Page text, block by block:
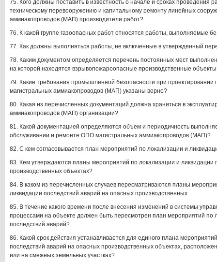
75. Кого должны поставить в известность о начале и сроках проведения
техническому перевооружению и капитальному ремонту линейных
аммиакопроводов (МАП) производители работ?
76. К какой группе газоопасных работ относятся работы, выполняемые
77. Как должны выполняться работы, не включенные в утвержденный
78. Каким документом определяется перечень постоянных мест
на которой находятся взрывопожароопасные производственные
79. Какие требования промышленной безопасности при
магистральных аммиакопроводов (МАП) указаны верно?
80. Какая из перечисленных документаций должна храниться в
аммиакопроводов (МАП) организации?
81. Какой документацией определяются объем и периодичность
обслуживании и ремонте ОПО магистральных аммиакопроводов (МАП)?
82. С кем согласовывается план мероприятий по локализации и
83. Кем утверждаются планы мероприятий по локализации и ликвидации
производственных объектах?
84. В каком из перечисленных случаев пересматриваются планы
ликвидации последствий аварий на опасных производственных
85. В течение какого времени после внесения изменений в системы
процессами на объекте должен быть пересмотрен план мероприятий по
последствий аварий?
86. Какой срок действия устанавливается для единого плана
последствий аварий на опасных производственных объектах,
или на смежных земельных участках?